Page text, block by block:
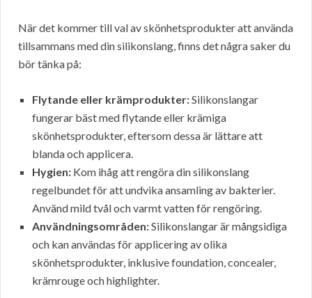
När det kommer till val av skönhetsprodukter att använda
tillsammans med din silikonslang, finns det några saker du
bör tänka på:
Flytande eller krämprodukter:Silikonslangar
fungerar bäst med flytande eller krämiga
skönhetsprodukter, eftersom dessa är lättare att
blanda och applicera.
Hygien: Kom ihåg att rengöra din silikonslang
regelbundet för att undvika ansamling av bakterier.
Använd mild tvål och varmt vatten för rengöring.
Användningsområden:Silikonslangar är mångsidiga
och kan användas för applicering av olika
skönhetsprodukter, inklusive foundation, concealer,
krämrouge och highlighter.